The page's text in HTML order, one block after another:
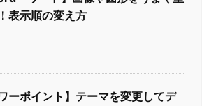
表示順の変え方
ワーポイント】テーマを変更してデ